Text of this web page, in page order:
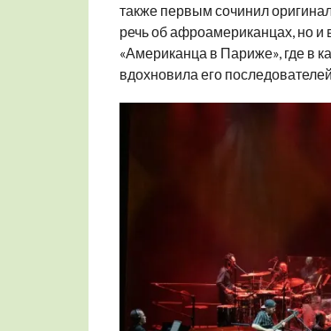
также первым сочинил
речь об афроамериканцах, но
«Американца в Париже», где в
вдохновила его